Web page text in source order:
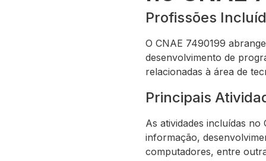
Profissões
O CNAE 7490199
desenvolvimento de
relacionadas à área de
Principais
As atividades incluídas
informação,
computadores, entre